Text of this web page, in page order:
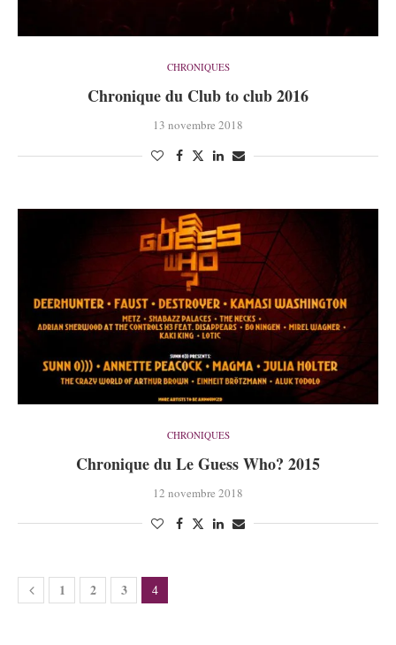
CHRONIQUES
Chronique du Club to club 2016
13 novembre 2018
CHRONIQUES
Chronique du Le Guess Who? 2015
12 novembre 2018
1 2 3 4